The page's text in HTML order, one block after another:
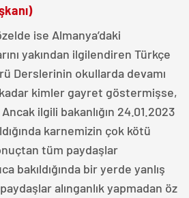
ise Almanya’daki
yakından ilgilendiren Türkçe
Derslerinin okullarda devamı
kimler gayret göstermişse,
ilgili bakanlığın 24.01.2023
karnemizin çok kötü
tüm paydaşlar
bakıldığında bir yerde yanlış
alınganlık yapmadan öz